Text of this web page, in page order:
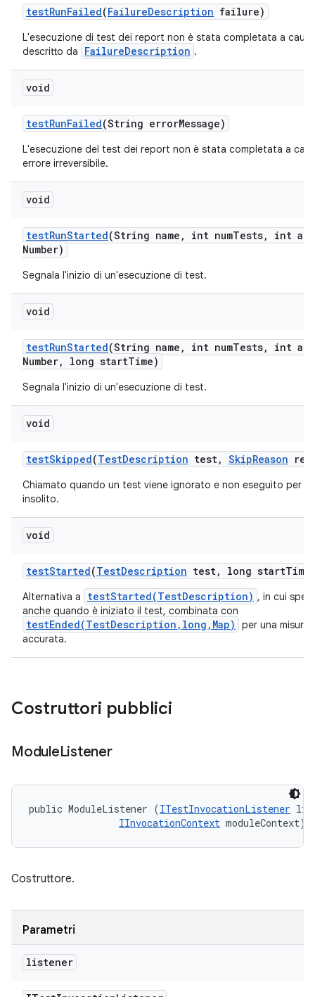
testRunFailed(FailureDescription failure)
L'esecuzione di test dei report non è stata completata a
descritto da
FailureDescription .
void
testRunFailed(String errorMessage)
L'esecuzione del test dei report non è stata completata a
errore irreversibile.
void
testRunStarted(String name , int numTests,
int
Number)
Segnala l'inizio di un'esecuzione di test.
void
testRunStarted(String name , int numTests,
int
Number, long startTime)
Segnala l'inizio di un'esecuzione di test.
void
testSkipped(TestDescription test, SkipReason
Chiamato quando un test viene ignorato e non eseguito per
insolito.
void
testStarted(TestDescription test, long start
Alternativa a testStarted(TestDescription) , in cui
anche quando è iniziato il test, combinata con
testEnded(TestDescription,long,Map)
per una
accurata.
Costruttori pubblici
ModuleListener
public ModuleListener (ITestInvocationListener
IInvocationContext moduleContext)
Costruttore.
Parametri
listener